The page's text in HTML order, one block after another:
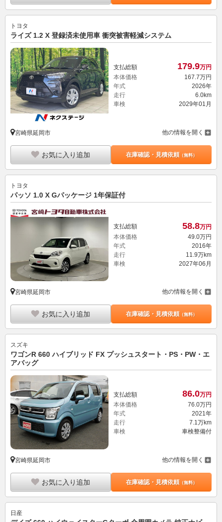
トヨタ
ライズ 1.2 X 登録済未使用車 衝突被害軽減システム
支払総額 179.9万円
本体価格
167.7万円
年式
2026年
走行
6.0km
車検
2029年01月
宮崎県延岡市 他の情報を開く
お気に入り追加 在庫確認・見積依頼（無料）
トヨタ
パッソ 1.0 X Gパッケージ 1年保証付
支払総額 58.8万円
本体価格
49. 0万円
年式
2016年
走行
11.9万km
車検
2027年06月
宮崎県延岡市 他の情報を開く
お気に入り追加 在庫確認・見積依頼（無料）
スズキ
ワゴンR 660 ハイブリッド FX プッシュスタート・PS・PW・エ
アバッグ
支払総額 86.0万円
本体価格
76.0万円
年式
2021年
走行
7.1万km
車検
車検整備付
宮崎県延岡市 他の情報を開く
お気に入り追加 在庫確認・見積依頼（無料）
日産